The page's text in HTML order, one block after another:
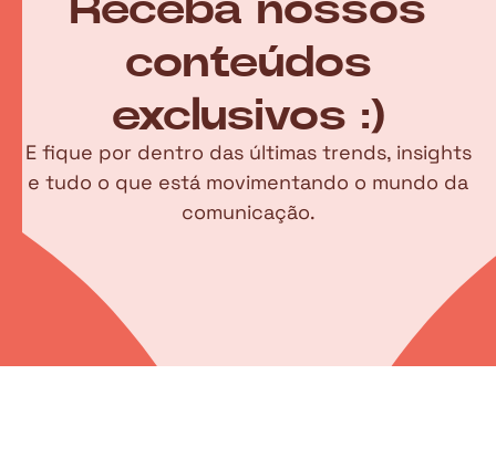
Receba nossos
conteúdos
exclusivos :)
E fique por dentro das últimas trends, insights
e tudo o que está movimentando o mundo da
comunicação.